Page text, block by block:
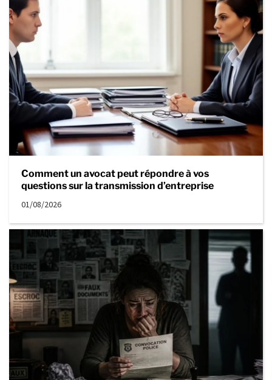
Comment un avocat peut répondre à vos
questions sur la transmission d’entreprise
01/08/2026